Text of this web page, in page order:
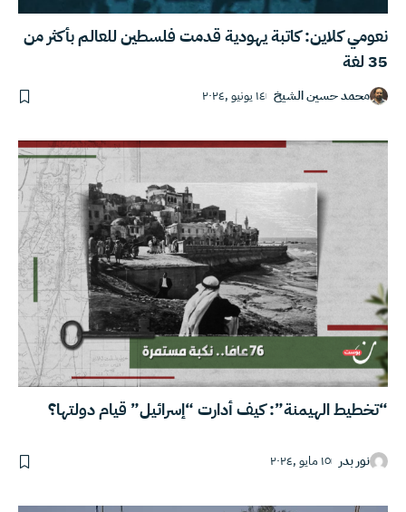
نعومي كلاين: كاتبة يهودية قدمت فلسطين للعالم بأكثر من
35 لغة
محمد حسين الشيخ ١٤ يونيو ,٢٠٢٤
“تخطيط الهيمنة”: كيف أدارت “إسرائيل” قيام دولتها؟
نور بدر ١٥ مايو ,٢٠٢٤